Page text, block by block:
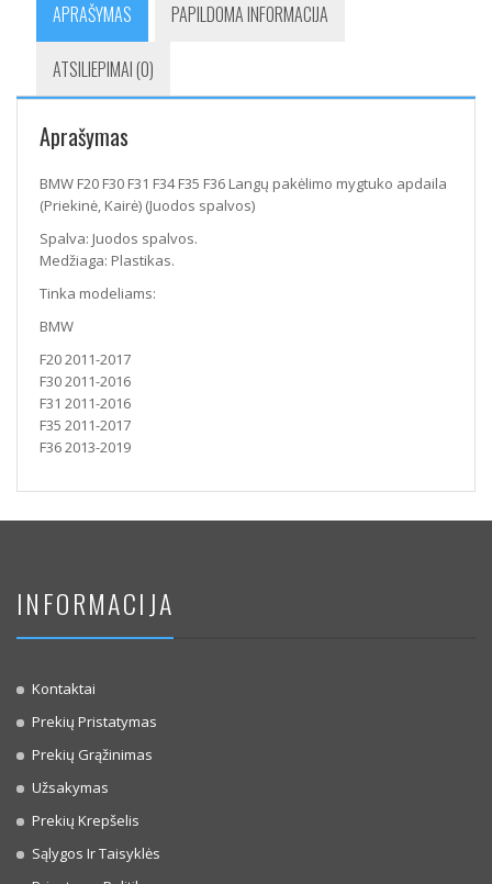
Langų
pakėlimo
mygtuko
Kairė)
(Juodos
spalvos)
APRAŠYMAS PAPILDOMA INFORMACIJA
ATSILIEPIMAI (0)
Aprašymas
BMW F20 F30 F31 F34 F35 F36 Langų pakėlimo mygtuko apdaila
(Priekinė, Kairė) (Juodos spalvos)
Spalva: Juodos spalvos.
Medžiaga: Plastikas.
Tinka modeliams:
BMW
F20 2011-2017
F30 2011-2016
F31 2011-2016
F35 2011-2017
F36 2013-2019
INFORMACIJA
Kontaktai
Prekių Pristatymas
Prekių Grąžinimas
Užsakymas
Prekių Krepšelis
Sąlygos Ir Taisyklės